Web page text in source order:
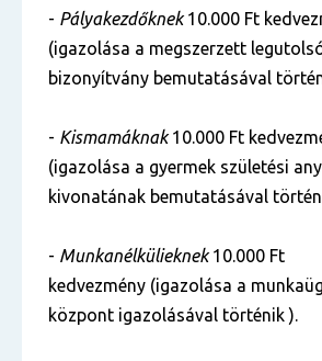
- Pályakezdőknek10.000 Ft
(igazolása a megszerzett
bizonyítvány bemutatásával
- Kismamáknak10.000 Ft
(igazolása a gyermek születési
kivonatának bemutatásával
- Munkanélkülieknek10.000 Ft
kedvezmény (igazolása a
központ igazolásával történik ).